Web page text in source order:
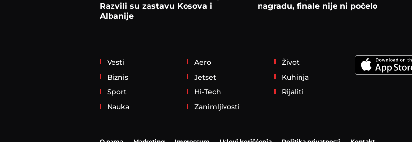
Razvili su zastavu Kosova i
Albanije
nagradu, finale nije ni počelo
Vesti
Biznis
Sport
Nauka
Aero
Jetset
Hi-Tech
Zanimljivosti
Život
Kuhinja
Rijaliti